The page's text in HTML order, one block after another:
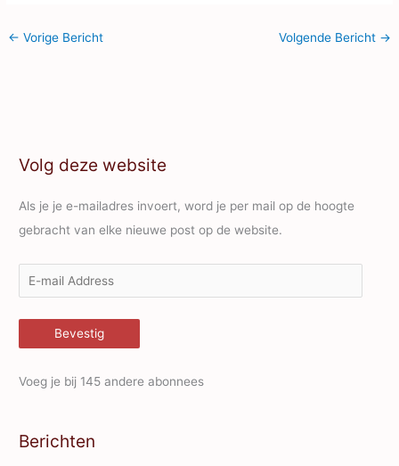
← Vorige Bericht Volgende Bericht →
Volg deze website
Als je je e-mailadres invoert, word je per mail op de hoogte
gebracht van elke nieuwe post op de website.
-
m
a
d
Bevestig
Voeg je bij 145 andere abonnees
Berichten